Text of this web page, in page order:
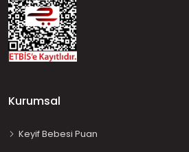
Kurumsal
Keyif Bebesi Puan